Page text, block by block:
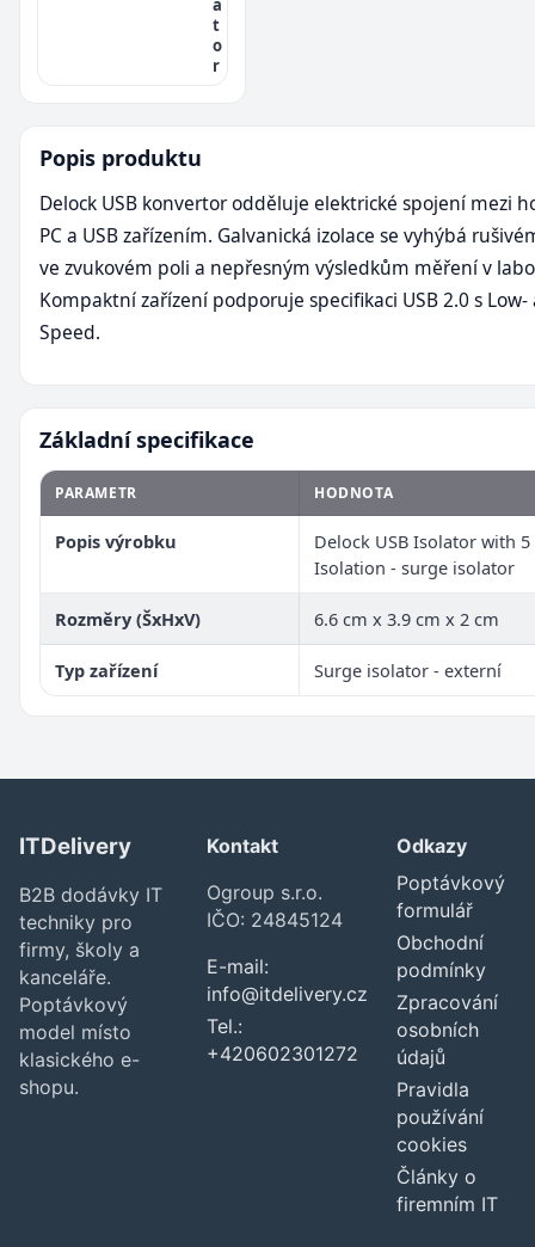
a
t
o
r
Popis produktu
Delock USB konvertor odděluje elektrické spojení mezi
PC a USB zařízením. Galvanická izolace se vyhýbá
ve zvukovém poli a nepřesným výsledkům měření v
Kompaktní zařízení podporuje specifikaci USB 2.0 s Low-
Speed.
Základní specifikace
PARAMETR HODNOTA
Popis výrobku
Delock USB Isolator with 5
Isolation - surge isolator
Rozměry (ŠxHxV) 6.6 cm x 3.9 cm x 2 cm
Typ zařízení Surge isolator - externí
ITDelivery
B2B dodávky IT
techniky pro
firmy, školy a
kanceláře.
Poptávkový
model místo
klasického e-
shopu.
Kontakt
Ogroup s.r.o.
IČO: 24845124
E-mail:
info@itdelivery.cz
Tel.:
+420602301272
Odkazy
Poptávkový
formulář
Obchodní
podmínky
Zpracování
osobních
údajů
Pravidla
používání
cookies
Články o
firemním IT